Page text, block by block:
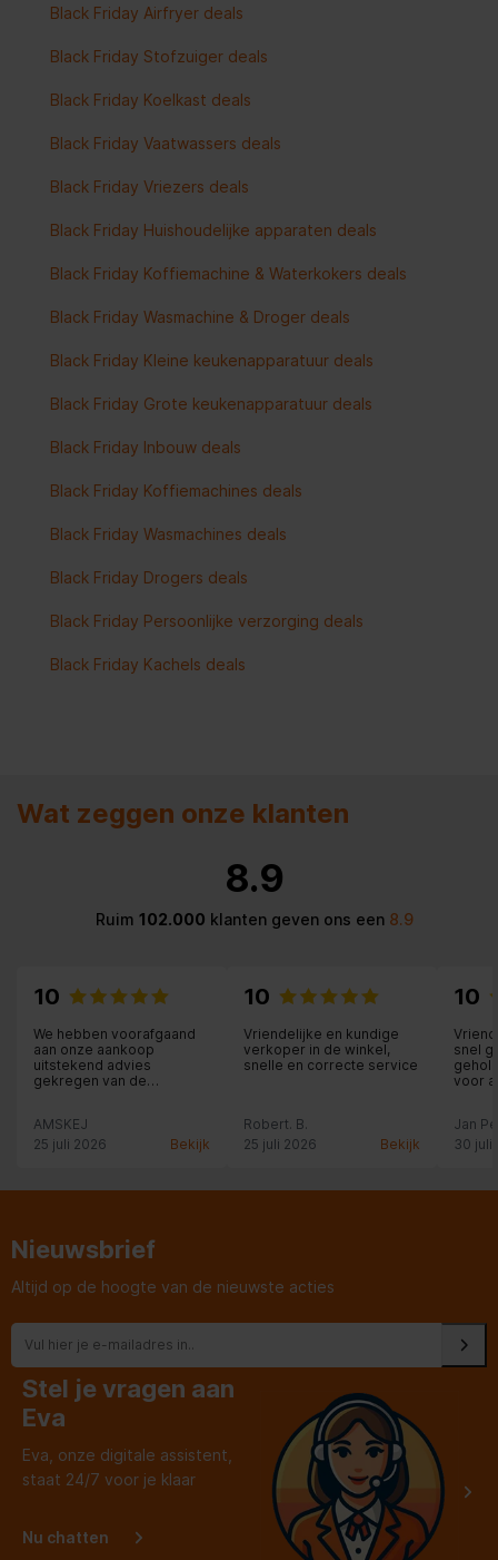
Black Friday Airfryer deals
Black Friday Stofzuiger deals
Black Friday Koelkast deals
Black Friday Vaatwassers deals
Black Friday Vriezers deals
Black Friday Huishoudelijke apparaten deals
Black Friday Koffiemachine & Waterkokers deals
Black Friday Wasmachine & Droger deals
Black Friday Kleine keukenapparatuur deals
Black Friday Grote keukenapparatuur deals
Black Friday Inbouw deals
Black Friday Koffiemachines deals
Black Friday Wasmachines deals
Black Friday Drogers deals
Black Friday Persoonlijke verzorging deals
Black Friday Kachels deals
Wat zeggen onze klanten
8.9
Ruim 102.000 klanten geven ons een8.9
10
We hebben voorafgaand
aan onze aankoop
uitstekend advies
gekregen van de
AMSKEJ
25 juli 2026
Bekijk
10
Vriendelijke en kundige
verkoper in de winkel,
snelle en correcte service
Robert. B.
25 juli 2026
Bekijk
10
snel
voor
Jan
30 juli
Nieuwsbrief
Altijd op de hoogte van de nieuwste acties
Stel je vragen aan
Eva
Eva, onze digitale assistent,
staat 24/7 voor je klaar
Nu chatten